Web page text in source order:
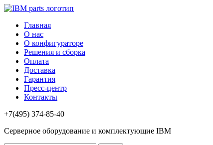
Главная
О нас
О конфигураторе
Решения и сборка
Оплата
Доставка
Гарантия
Пресс-центр
Контакты
+7(495) 374-85-40
Серверное оборудование и комплектующие IBM